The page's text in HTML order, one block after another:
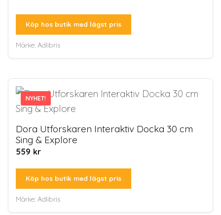
Köp hos butik med lägst pris
Märke: Adlibris
NYHET!
NYHET!
Dora Utforskaren Interaktiv Docka 30 cm
Sing & Explore
559 kr
Köp hos butik med lägst pris
Märke: Adlibris